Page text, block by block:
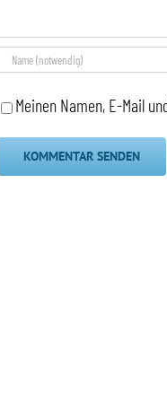
Meinen Namen, E-Mail